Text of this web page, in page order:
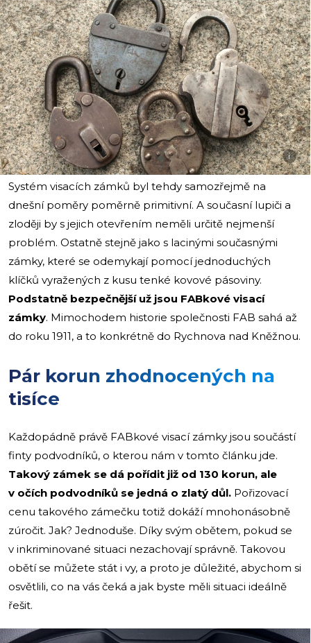
i
Systém visacích zámků byl tehdy samozřejmě na
dnešní poměry poměrně primitivní. A současní lupiči a
zloději by s jejich otevřením neměli určitě nejmenší
problém. Ostatně stejně jako s lacinými současnými
zámky, které se odemykají pomocí jednoduchých
klíčků vyražených z kusu tenké kovové pásoviny.
Podstatně bezpečnější už jsou FABkové visací
zámky. Mimochodem historie společnosti FAB sahá až
do roku 1911, a to konkrétně do Rychnova nad Kněžnou.
Pár korun zhodnocených na
tisíce
Každopádně právě FABkové visací zámky jsou součástí
finty podvodníků, o kterou nám v tomto článku jde.
Takový zámek se dá pořídit již od 130 korun, ale
v očích podvodníků se jedná o zlatý důl. Pořizovací
cenu takového zámečku totiž dokáží mnohonásobně
zúročit. Jak? Jednoduše. Díky svým obětem, pokud se
v inkriminované situaci nezachovají správně. Takovou
obětí se můžete stát i vy, a proto je důležité, abychom si
osvětlili, co na vás čeká a jak byste měli situaci ideálně
řešit.